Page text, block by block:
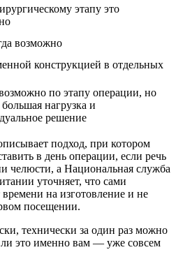
этапу это
возможно
конструкцией в отдельных
по этапу операции, но
нагрузка и
решение
подход, при котором
в день операции, если речь
челюсти, а Национальная служба
уточняет, что сами
на изготовление и не
посещении.
технически за один раз можно
это именно вам — уже совсем